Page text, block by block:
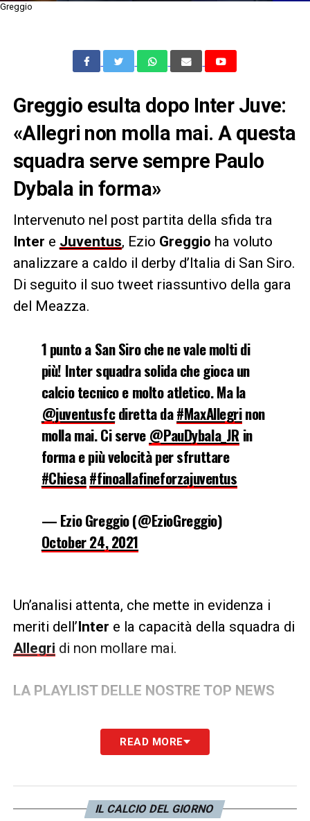
Greggio
Greggio esulta dopo Inter Juve:
«Allegri non molla mai. A questa
squadra serve sempre Paulo
Dybala in forma»
Intervenuto nel post partita della sfida tra
Inter e Juventus, Ezio Greggio ha voluto
analizzare a caldo il derby d’Italia di San Siro.
Di seguito il suo tweet riassuntivo della gara
del Meazza.
1 punto a San Siro che ne vale molti di
più! Inter squadra solida che gioca un
calcio tecnico e molto atletico. Ma la
@juventusfcdiretta da#MaxAllegrinon
molla mai. Ci serve@PauDybala_JR in
forma e più velocità per sfruttare
#Chiesa#finoallafineforzajuventus
— Ezio Greggio (@EzioGreggio)
October 24, 2021
Un’analisi attenta, che mette in evidenza i
meriti dell’Inter e la capacità della squadra di
Allegri di non mollare mai.
LA PLAYLIST DELLE NOSTRE TOP NEWS
READ MORE
IL CALCIO DEL GIORNO